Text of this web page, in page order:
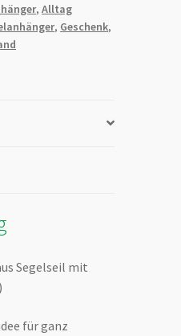
,Alltag
, Geschenk,
Segelseil mit
für ganz